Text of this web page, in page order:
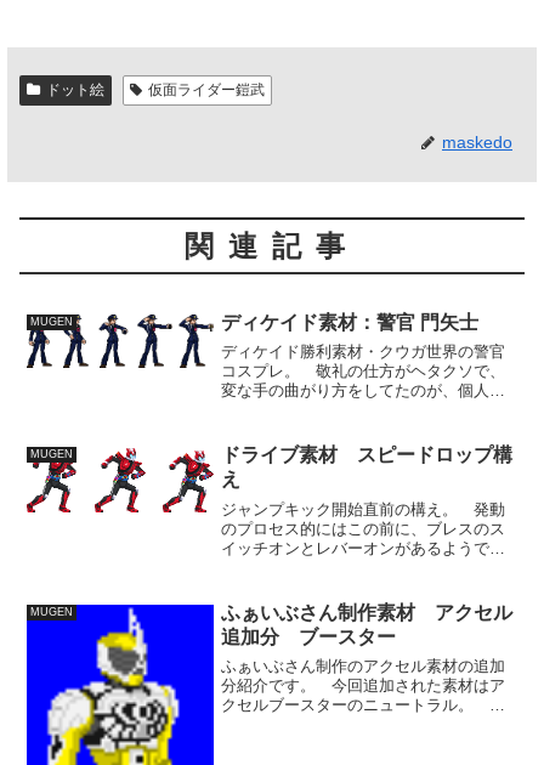
ドット絵 仮面ライダー鎧武
maskedo
関連記事
MUGEN ディケイド素材：警官 門矢士
ディケイド勝利素材・クウガ世界の警官
コスプレ。 敬礼の仕方がヘタクソで、
変な手の曲がり方をしてたのが、個人的
ず、普通の感じになってしまいまし
た。 セリフの長さに比べて動き...
MUGEN
ドライブ素材 スピードロップ構
え
ジャンプキック開始直前の構え。 発動
のプロセス的にはこの前に、ブレスのス
イッチオンとレバーオンがあるようです
をすること再現するのを優先する過程
で、結構省略する要素が多く...
MUGEN
ふぁいぶさん制作素材 アクセル
追加分 ブースター
ふぁいぶさん制作のアクセル素材の追加
分紹介です。 今回追加された素材はア
クセルブースターのニュートラル。 胸